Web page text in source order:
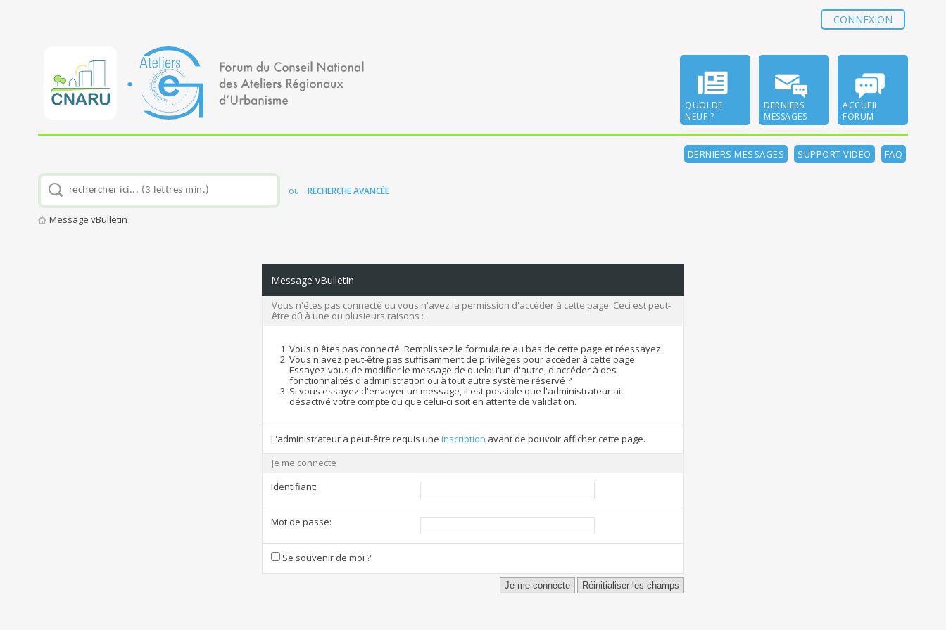
CONNEXION
QUOI DE
NEUF ?
DERNIERS
MESSAGES
ACCUEIL
FORUM
DERNIERS MESSAGES SUPPORT VIDÉO FAQ
ou RECHERCHE AVANCÉE
Message vBulletin
Message vBulletin
Vous n'êtes pas connecté ou vous n'avez la permission d'accéder à cette page. Ceci est peut-
être dû à une ou plusieurs raisons :
Vous n'êtes pas connecté. Remplissez le formulaire au bas de cette page et réessayez.
Vous n'avez peut-être pas suffisamment de privilèges pour accéder à cette page.
Essayez-vous de modifier le message de quelqu'un d'autre, d'accéder à des
fonctionnalités d'administration ou à tout autre système réservé ?
Si vous essayez d'envoyer un message, il est possible que l'administrateur ait
désactivé votre compte ou que celui-ci soit en attente de validation.
L'administrateur a peut-être requis une inscription avant de pouvoir afficher cette page.
Je me connecte
Identifiant:
Mot de passe:
Se souvenir de moi ?